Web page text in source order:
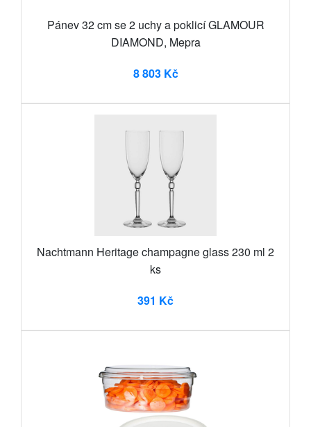
Pánev 32 cm se 2 uchy a poklicí GLAMOUR
DIAMOND, Mepra
8 803 Kč
Nachtmann Heritage champagne glass 230 ml 2
ks
391 Kč